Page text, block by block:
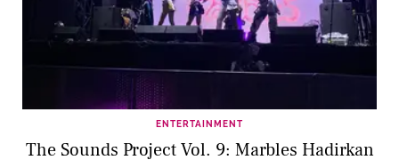
ENTERTAINMENT
The Sounds Project Vol. 9: Marbles Hadirkan